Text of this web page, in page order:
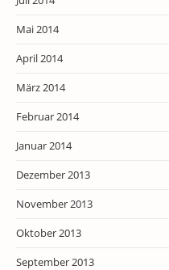
Mai 2014
April 2014
März 2014
Februar 2014
Januar 2014
Dezember 2013
November 2013
Oktober 2013
September 2013